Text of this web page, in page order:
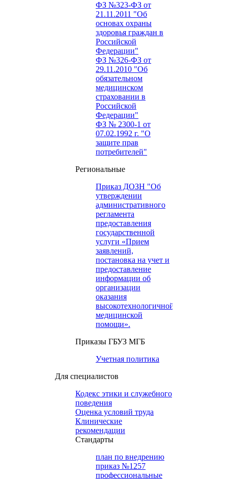
ФЗ №323-ФЗ от
21.11.2011 "Об
основах охраны
здоровья граждан в
Российской
Федерации"
ФЗ №326-ФЗ от
29.11.2010 "Об
обязательном
медицинском
страховании в
Российской
Федерации"
ФЗ № 2300-1 от
07.02.1992 г. "О
защите прав
потребителей"
Региональные
Приказ ДОЗН "Об
утверждении
административного
регламента
предоставления
государственной
услуги «Прием
заявлений,
постановка на учет и
предоставление
информации об
организации
оказания
высокотехнологичной
медицинской
помощи».
Приказы ГБУЗ МГБ
Учетная политика
Для специалистов
Кодекс этики и служебного
поведения
Оценка условий труда
Клинические
рекомендации
Cтандарты
план по внедрению
приказ №1257
профессиональные